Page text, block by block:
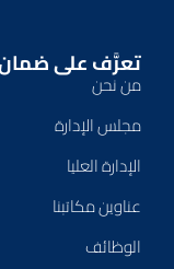
تعرَّف على ضمان
من نحن
مجلس الإدارة
الإدارة العليا
عناوين مكاتبنا
الوظائف